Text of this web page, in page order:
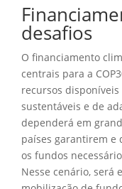
desafios
O financiamento
centrais para a
recursos
sustentáveis e de
dependerá em
países garantirem
os fundos
Nesse cenário, será